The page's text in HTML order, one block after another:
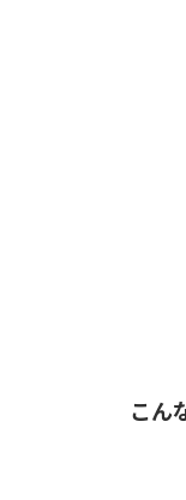
こん